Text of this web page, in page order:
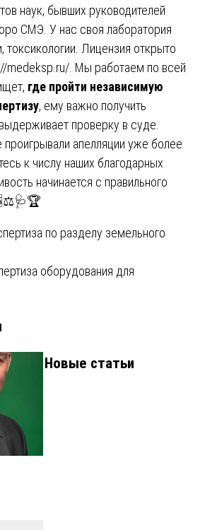
наук, бывших руководителей
СМЭ. У нас своя лаборатория
токсикологии. Лицензия открыто
medeksp.ru/. Мы работаем по всей
где пройти независимую
, ему важно получить
проверку в суде.
апелляции уже более
к числу наших благодарных
начинается с правильного
по разделу земельного
оборудования для
Новые статьи